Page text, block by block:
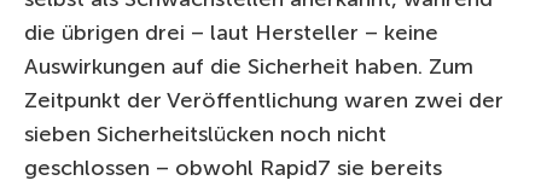
die übrigen drei – laut Hersteller – keine
Auswirkungen auf die Sicherheit haben. Zum
Zeitpunkt der Veröffentlichung waren zwei der
sieben Sicherheitslücken noch nicht
geschlossen – obwohl Rapid7 sie bereits